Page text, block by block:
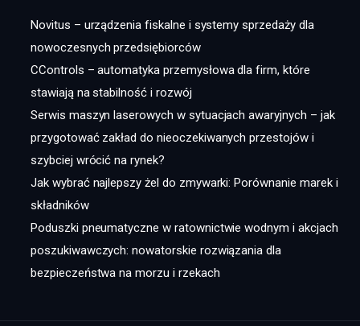
Novitus – urządzenia fiskalne i systemy sprzedaży dla
nowoczesnych przedsiębiorców
CControls – automatyka przemysłowa dla firm, które
stawiają na stabilność i rozwój
Serwis maszyn laserowych w sytuacjach awaryjnych – jak
przygotować zakład do nieoczekiwanych przestojów i
szybciej wrócić na rynek?
Jak wybrać najlepszy żel do zmywarki: Porównanie marek i
składników
Poduszki pneumatyczne w ratownictwie wodnym i akcjach
poszukiwawczych: nowatorskie rozwiązania dla
bezpieczeństwa na morzu i rzekach